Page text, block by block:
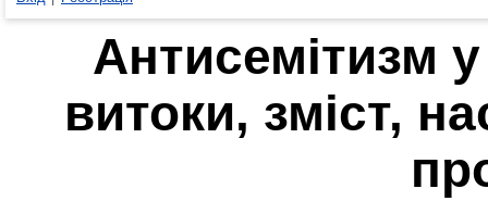
Антисемітизм у
витоки, зміст,